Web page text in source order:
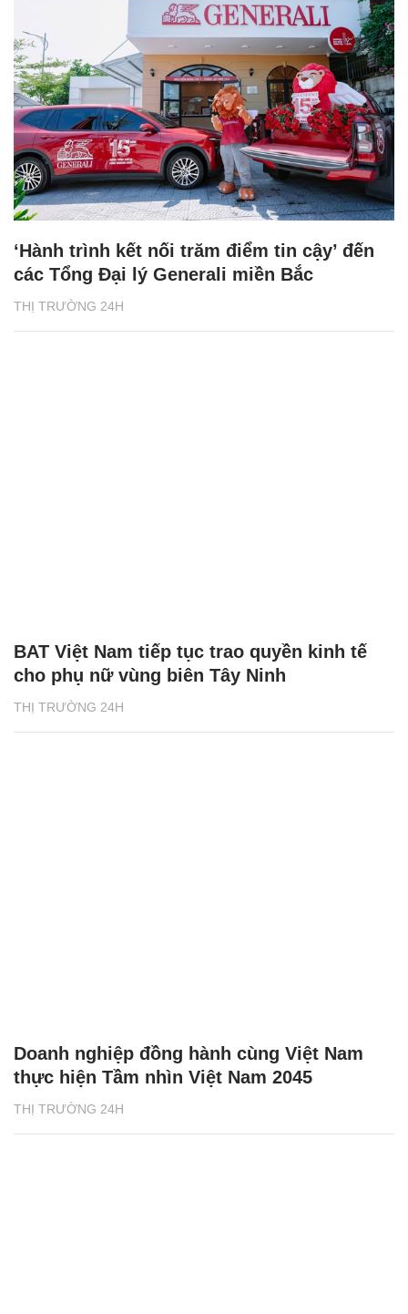
THỊ TRƯỜNG 24H
‘Hành trình kết nối trăm điểm tin cậy’ đến
các Tổng Đại lý Generali miền Bắc
THỊ TRƯỜNG 24H
BAT Việt Nam tiếp tục trao quyền kinh tế
cho phụ nữ vùng biên Tây Ninh
THỊ TRƯỜNG 24H
Doanh nghiệp đồng hành cùng Việt Nam
thực hiện Tầm nhìn Việt Nam 2045